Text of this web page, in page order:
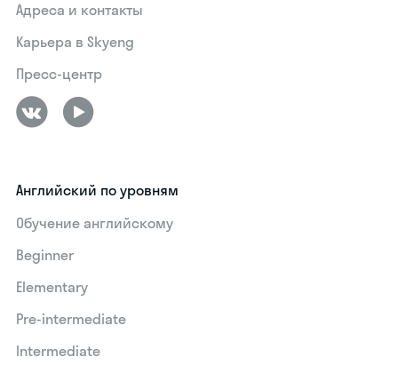
Адреса и контакты
Карьера в Skyeng
Пресс-центр
Английский по уровням
Обучение английскому
Beginner
Elementary
Pre-intermediate
Intermediate